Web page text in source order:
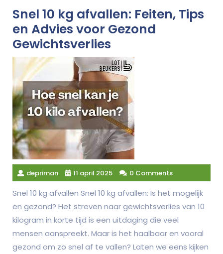
Snel 10 kg afvallen: Feiten, Tips
en Advies voor Gezond
Gewichtsverlies
depriman 11 april 2025 0 Comments
Snel 10 kg afvallen Snel 10 kg afvallen: Is het mogelijk
en gezond? Het streven naar gewichtsverlies van 10
kilogram in korte tijd is een uitdaging die veel
mensen aanspreekt. Maar is het haalbaar en vooral
gezond om zo snel af te vallen? Laten we eens kijken